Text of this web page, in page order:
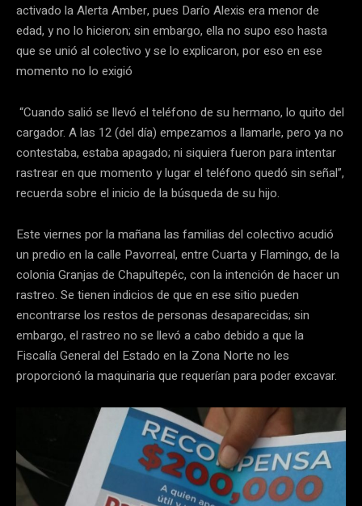
activado la Alerta Amber, pues Darío Alexis era menor de
edad, y no lo hicieron; sin embargo, ella no supo eso hasta
que se unió al colectivo y se lo explicaron, por eso en ese
momento no lo exigió
“Cuando salió se llevó el teléfono de su hermano, lo quito del
cargador. A las 12 (del día) empezamos a llamarle, pero ya no
contestaba, estaba apagado; ni siquiera fueron para intentar
rastrear en que momento y lugar el teléfono quedó sin señal”,
recuerda sobre el inicio de la búsqueda de su hijo.
Este viernes por la mañana las familias del colectivo acudió
un predio en la calle Pavorreal, entre Cuarta y Flamingo, de la
colonia Granjas de Chapultepéc, con la intención de hacer un
rastreo. Se tienen indicios de que en ese sitio pueden
encontrarse los restos de personas desaparecidas; sin
embargo, el rastreo no se llevó a cabo debido a que la
Fiscalía General del Estado en la Zona Norte no les
proporcionó la maquinaria que requerían para poder excavar.